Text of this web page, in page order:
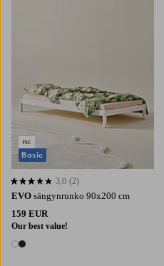
EVO sängynrunko 90x200 cm
159 EUR
Our best value!
2 värejä
3,0 perustuen 2 arvosanaan
3,0 (2)
Basic